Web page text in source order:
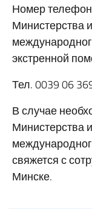
Номер
Министерства
экстренной
Тел. 0039 06
В случае
Министерства
свяжется с
Минске.